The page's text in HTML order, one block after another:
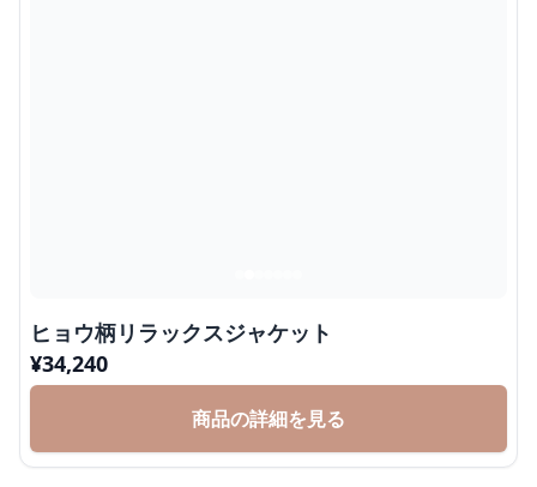
ヒョウ柄リラックスジャケット
¥34,240
商品の詳細を見る